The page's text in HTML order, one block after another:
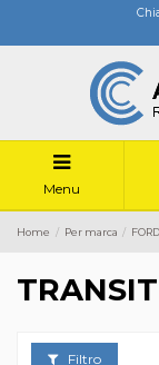
Menu
Home Per marca FORD
Filtro